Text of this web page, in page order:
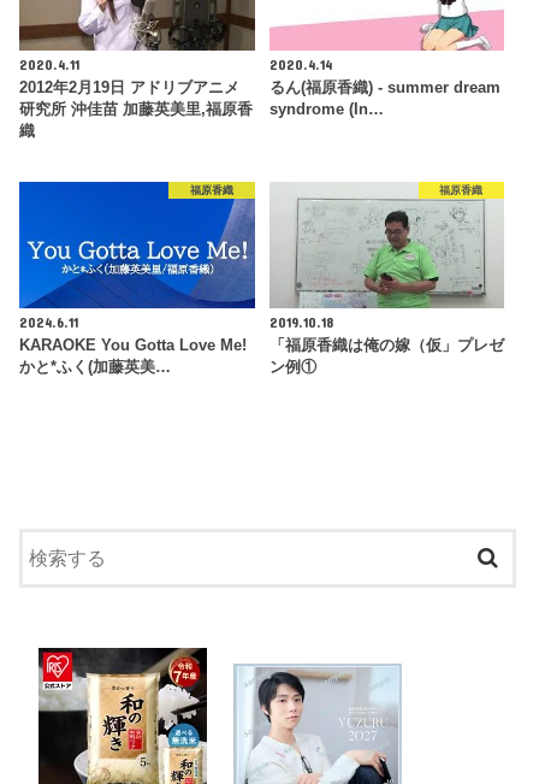
2020.4.11
2012年2月19日 アドリブアニメ
研究所 沖佳苗 加藤英美里,福原香
織
2020.4.14
るん(福原香織) - summer dream
syndrome (In…
福原香織
2024.6.11
KARAOKE You Gotta Love Me!
かと*ふく(加藤英美…
福原香織
2019.10.18
「福原香織は俺の嫁（仮」プレゼ
ン例①